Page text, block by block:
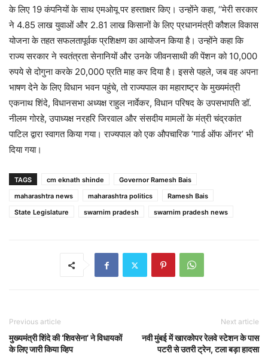
के लिए 19 कंपनियों के साथ एमओयू पर हस्ताक्षर किए। उन्होंने कहा, ‘‘मेरी सरकार
ने 4.85 लाख युवाओं और 2.81 लाख किसानों के लिए प्रधानमंत्री कौशल विकास
योजना के तहत सफलतापूर्वक प्रशिक्षण का आयोजन किया है। उन्होंने कहा कि
राज्य सरकार ने स्वतंत्रता सेनानियों और उनके जीवनसाथी की पेंशन को 10,000
रुपये से दोगुना करके 20,000 प्रति माह कर दिया है। इससे पहले, जब वह अपना
भाषण देने के लिए विधान भवन पहुंचे, तो राज्यपाल का महाराष्ट्र के मुख्यमंत्री
एकनाथ शिंदे, विधानसभा अध्यक्ष राहुल नार्वेकर, विधान परिषद के उपसभापति डॉ.
नीलम गोरहे, उपाध्यक्ष नरहरि जिरवाल और संसदीय मामलों के मंत्री चंद्रकांत
पाटिल द्वारा स्वागत किया गया। राज्यपाल को एक औपचारिक ‘गार्ड ऑफ ऑनर’ भी
दिया गया।
TAGS cm eknath shinde
Governor Ramesh Bais
maharashtra news
maharashtra politics
Ramesh Bais
State Legislature
swarnim pradesh swarnim pradesh news
Previous article
मुख्यमंत्री शिंदे की ‘शिवसेना’ ने विधायकों
के लिए जारी किया व्हिप
Next article
नवी मुंबई में खारकोपर रेलवे स्टेशन के पास
पटरी से उतरी ट्रेन, टला बड़ा हादसा